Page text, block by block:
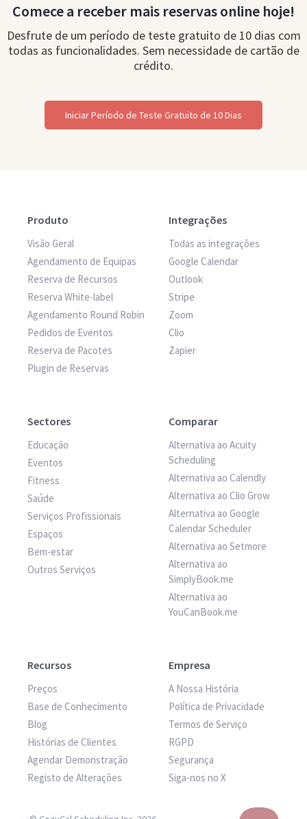
Comece a receber mais reservas online hoje!
Desfrute de um período de teste gratuito de 10 dias com
todas as funcionalidades. Sem necessidade de cartão de
crédito.
Iniciar Período de Teste Gratuito de 10 Dias
Produto
Visão Geral
Agendamento de Equipas
Reserva de Recursos
Reserva White-label
Agendamento Round Robin
Pedidos de Eventos
Reserva de Pacotes
Plugin de Reservas
Integrações
Todas as integrações
Google Calendar
Outlook
Stripe
Zoom
Clio
Zapier
Sectores
Educação
Eventos
Fitness
Saúde
Serviços Profissionais
Espaços
Bem-estar
Outros Serviços
Comparar
Alternativa ao Acuity
Scheduling
Alternativa ao Calendly
Alternativa ao Clio Grow
Alternativa ao Google
Calendar Scheduler
Alternativa ao Setmore
Alternativa ao
SimplyBook.me
Alternativa ao
YouCanBook.me
Recursos
Preços
Base de Conhecimento
Blog
Histórias de Clientes
Agendar Demonstração
Registo de Alterações
Empresa
A Nossa História
Política de Privacidade
Termos de Serviço
RGPD
Segurança
Siga-nos no X